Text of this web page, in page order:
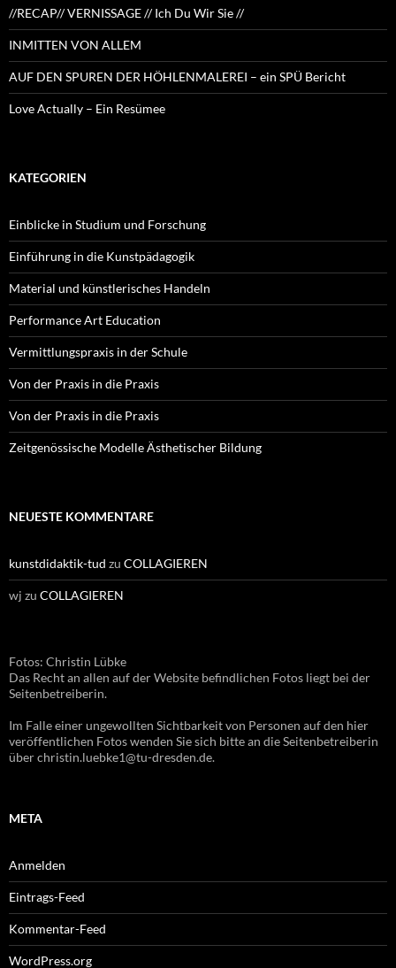
//RECAP// VERNISSAGE // Ich Du Wir Sie //
INMITTEN VON ALLEM
AUF DEN SPUREN DER HÖHLENMALEREI – ein SPÜ Bericht
Love Actually – Ein Resümee
KATEGORIEN
Einblicke in Studium und Forschung
Einführung in die Kunstpädagogik
Material und künstlerisches Handeln
Performance Art Education
Vermittlungspraxis in der Schule
Von der Praxis in die Praxis
Von der Praxis in die Praxis
Zeitgenössische Modelle Ästhetischer Bildung
NEUESTE KOMMENTARE
kunstdidaktik-tud zu COLLAGIEREN
wj zu COLLAGIEREN
Fotos: Christin Lübke
Das Recht an allen auf der Website befindlichen Fotos liegt bei der
Seitenbetreiberin.
Im Falle einer ungewollten Sichtbarkeit von Personen auf den hier
veröffentlichen Fotos wenden Sie sich bitte an die Seitenbetreiberin
über christin.luebke1@tu-dresden.de.
META
Anmelden
Eintrags-Feed
Kommentar-Feed
WordPress.org